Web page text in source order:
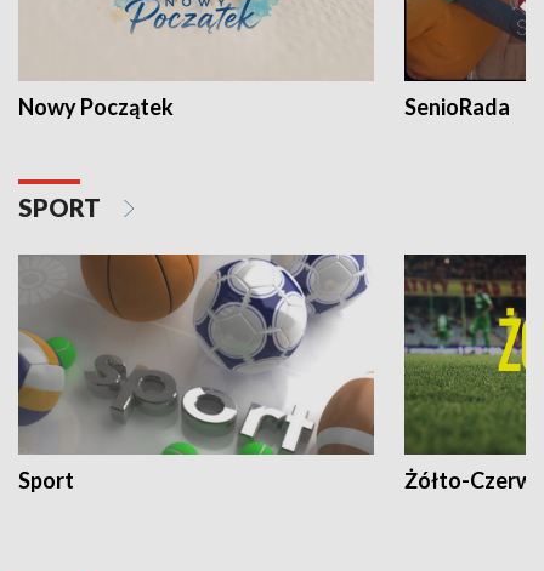
Nowy Początek SenioRada
SPORT
Sport Żółto-